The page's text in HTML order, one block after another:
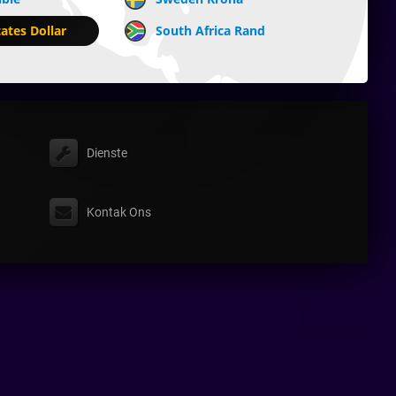
Dollar
South Africa Rand
Dienste
Kontak Ons